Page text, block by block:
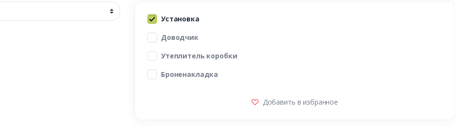
Установка
Доводчик
Утеплитель коробки
Броненакладка
Добавить в избранное